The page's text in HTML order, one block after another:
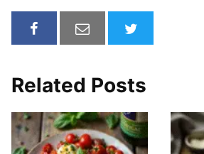
Related Posts